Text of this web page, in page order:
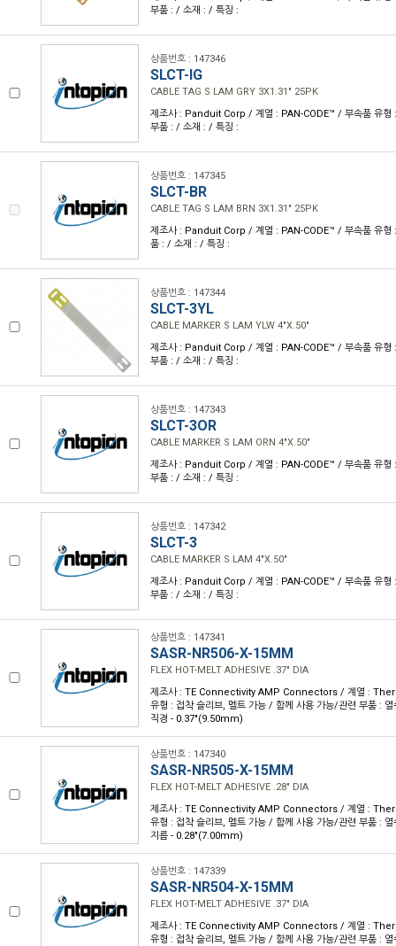
부품 : / 소재 : / 특징 :
상품번호 : 147346
SLCT-IG
CABLE TAG S LAM GRY 3X1.31" 25PK
제조사 : Panduit Corp / 계열 : PAN-CODE™ / 부속품 유형
부품 : / 소재 : / 특징 :
상품번호 : 147345
SLCT-BR
CABLE TAG S LAM BRN 3X1.31" 25PK
제조사 : Panduit Corp / 계열 : PAN-CODE™ / 부속품 유형
품 : / 소재 : / 특징 :
상품번호 : 147344
SLCT-3YL
CABLE MARKER S LAM YLW 4"X.50"
제조사 : Panduit Corp / 계열 : PAN-CODE™ / 부속품 유형
부품 : / 소재 : / 특징 :
상품번호 : 147343
SLCT-3OR
CABLE MARKER S LAM ORN 4"X.50"
제조사 : Panduit Corp / 계열 : PAN-CODE™ / 부속품 유형
부품 : / 소재 : / 특징 :
상품번호 : 147342
SLCT-3
CABLE MARKER S LAM 4"X.50"
제조사 : Panduit Corp / 계열 : PAN-CODE™ / 부속품 유형
부품 : / 소재 : / 특징 :
상품번호 : 147341
SASR-NR506-X-15MM
FLEX HOT-MELT ADHESIVE .37" DIA
제조사 : TE Connectivity AMP Connectors / 계열 :
유형 : 접착 슬리브, 멜트 가능 / 함께 사용 가능/관련 부품 :
직경 - 0.37"(9.50mm)
상품번호 : 147340
SASR-NR505-X-15MM
FLEX HOT-MELT ADHESIVE .28" DIA
제조사 : TE Connectivity AMP Connectors / 계열 :
유형 : 접착 슬리브, 멜트 가능 / 함께 사용 가능/관련 부품 :
지름 - 0.28"(7.00mm)
상품번호 : 147339
SASR-NR504-X-15MM
FLEX HOT-MELT ADHESIVE .37" DIA
제조사 : TE Connectivity AMP Connectors / 계열 :
유형 : 접착 슬리브, 멜트 가능 / 함께 사용 가능/관련 부품 :